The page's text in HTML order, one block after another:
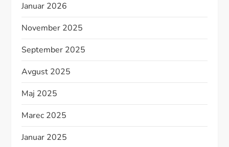
Januar 2026
November 2025
September 2025
Avgust 2025
Maj 2025
Marec 2025
Januar 2025